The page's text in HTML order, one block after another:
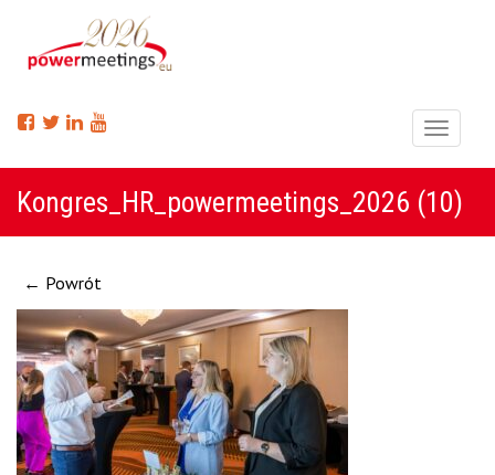
Menu
Kongres_HR_powermeetings_2026 (10)
← Powrót